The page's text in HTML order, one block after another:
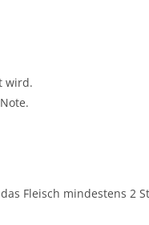
wird.
Fleisch mindestens 2